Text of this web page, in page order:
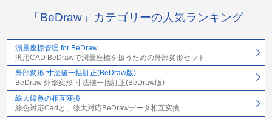
「BeDraw」カテゴリーの人気ランキング
測量座標管理 for BeDraw
汎用CAD BeDrawで測量座標を扱うための外部変形セット
外部変形 寸法値一括訂正(BeDraw版)
BeDraw 外部変形 寸法値一括訂正(BeDraw版)
線太線色の相互変換
線色対応Cadと、線太対応BeDrawデータ相互変換